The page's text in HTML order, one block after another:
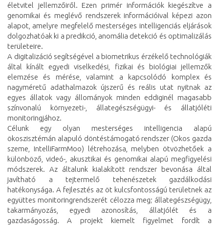
életvitel jellemzőiről. Ezen primér információk kiegészítve a
genomikai és meglévő rendszerek információival képezi azon
alapot, amelyre megfelelő mesterséges intelligenciás eljárások
dolgozhatóak ki a predikció, anomália detekció és optimalizálás
területeire.
A digitalizáció segítségével a biometrikus érzékelő technológiák
által kínált egyedi viselkedési, fizikai és biológiai jellemzők
elemzése és mérése, valamint a kapcsolódó komplex és
nagyméretű adathalmazok újszerű és reális utat nyitnak az
egyes állatok vagy állományok minden eddiginél magasabb
színvonalú környezeti-, állategészségügyi- és állatjóléti
monitoringjához.
Célunk egy olyan mesterséges intelligencia alapú
ökoszisztémán alapuló döntéstámogató rendszer (Okos gazda
szeme, IntelliFarmMoo) létrehozása, melyben ötvözhetőek a
különböző, videó-, akusztikai és genomikai alapú megfigyelési
módszerek. Az általunk kialakított rendszer bevonása által
javítható a tejtermelő tehenészetek gazdálkodási
hatékonysága. A fejlesztés az öt kulcsfontosságú területnek az
együttes monitoringrendszerét célozza meg; állategészségügy,
takarmányozás, egyedi azonosítás, állatjólét és a
gazdaságosság. A projekt kiemelt figyelmet fordít a